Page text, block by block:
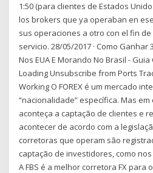
1:50 (para clientes de Estados
los brokers que ya operaban en
sus operaciones a otro con el fin
servicio. 28/05/2017 · Como
Nos EUA E Morando No Brasil -
Loading Unsubscribe from Ports
Working O FOREX é um mercado
“nacionalidade” específica. Mas
aconteça a captação de clientes e
acontecer de acordo com a
corretoras que operam são
captação de investidores, como nos
A FBS é a melhor corretora FX para